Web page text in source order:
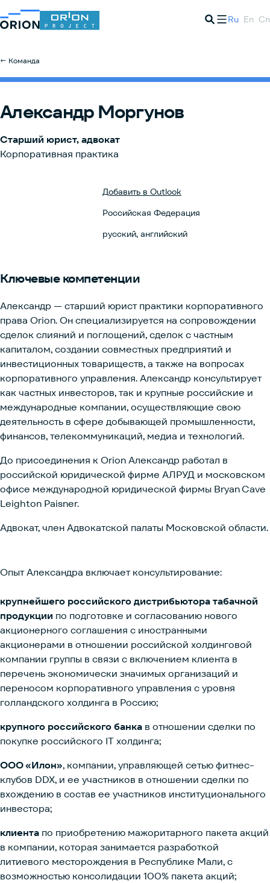
Ru En Cn
← Команда
Александр Моргунов
Старший юрист, адвокат
Корпоративная практика
Добавить в Outlook
Российская Федерация
русский, английский
Ключевыекомпетенции
Александр — старший юрист практики корпоративного
права Orion. Он специализируется на сопровождении
сделок слияний и поглощений, сделок с частным
капиталом, создании совместных предприятий и
инвестиционных товариществ, а также на вопросах
корпоративного управления. Александр консультирует
как частных инвесторов, так и крупные российские и
международные компании, осуществляющие свою
деятельность в сфере добывающей промышленности,
финансов, телекоммуникаций, медиа и технологий.
До присоединения к Orion Александр работал в
российской юридической фирме АЛРУД и московском
офисе международной юридической фирмы Bryan Cave
Leighton Paisner.
Адвокат, член Адвокатской палаты Московской области.
Опыт Александра включает консультирование:
крупнейшего российского дистрибьютора табачной
продукции по подготовке и согласованию нового
акционерного соглашения c иностранными
акционерами в отношении российской холдинговой
компании группы в связи с включением клиента в
перечень экономически значимых организаций и
переносом корпоративного управления с уровня
голландского холдинга в Россию;
крупного российского банка в отношении сделки по
покупке российского IT холдинга;
ООО «Илон», компании, управляющей сетью фитнес-
клубов DDX, и ее участников в отношении сделки по
вхождению в состав ее участников институционального
инвестора;
клиента по приобретению мажоритарного пакета акций
в компании, которая занимается разработкой
литиевого месторождения в Республике Мали, с
возможностью консолидации 100% пакета акций;